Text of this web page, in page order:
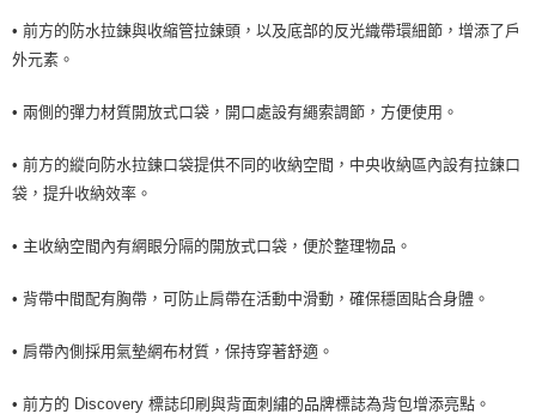
每筆NT$60，滿NT$990(含以上)免運費
7-11取貨<未取貨列黑名單/不支援離島取退>
每筆NT$60，滿NT$990(含以上)免運費
每筆NT$80，滿NT$990(含以上)免運費
• 前方的防水拉鍊與收縮管拉鍊頭，以及底部的反光織帶環細節，增添了戶
外元素。
• 兩側的彈力材質開放式口袋，開口處設有繩索調節，方便使用。
• 前方的縱向防水拉鍊口袋提供不同的收納空間，中央收納區內設有拉鍊口
袋，提升收納效率。
• 主收納空間內有網眼分隔的開放式口袋，便於整理物品。
• 背帶中間配有胸帶，可防止肩帶在活動中滑動，確保穩固貼合身體。
• 肩帶內側採用氣墊網布材質，保持穿著舒適。
• 前方的 Discovery 標誌印刷與背面刺繡的品牌標誌為背包增添亮點。